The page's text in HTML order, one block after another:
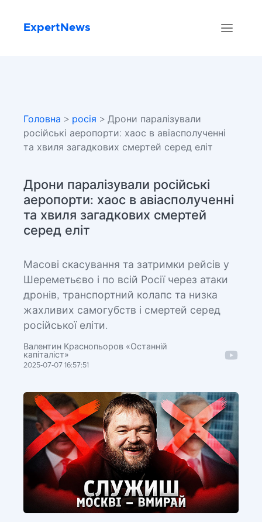
ExpertNews
Головна > росія > Дрони паралізували
російські аеропорти: хаос в авіасполученні
та хвиля загадкових смертей серед еліт
Дрони паралізували російські
аеропорти: хаос в авіасполученні
та хвиля загадкових смертей
серед еліт
Масові скасування та затримки рейсів у
Шереметьєво і по всій Росії через атаки
дронів, транспортний колапс та низка
жахливих самогубств і смертей серед
російської еліти.
Валентин Краснопьоров «Останній
капіталіст»
2025-07-07 16:57:51